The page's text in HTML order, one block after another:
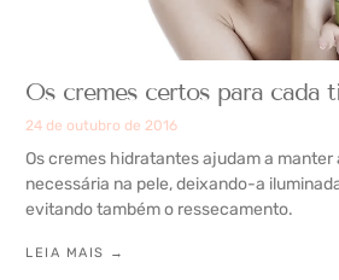
Os cremes certos para cada
24 de outubro de 2016
Os cremes hidratantes ajudam a manter
necessária na pele, deixando-a
evitando também o ressecamento.
LEIA MAIS →